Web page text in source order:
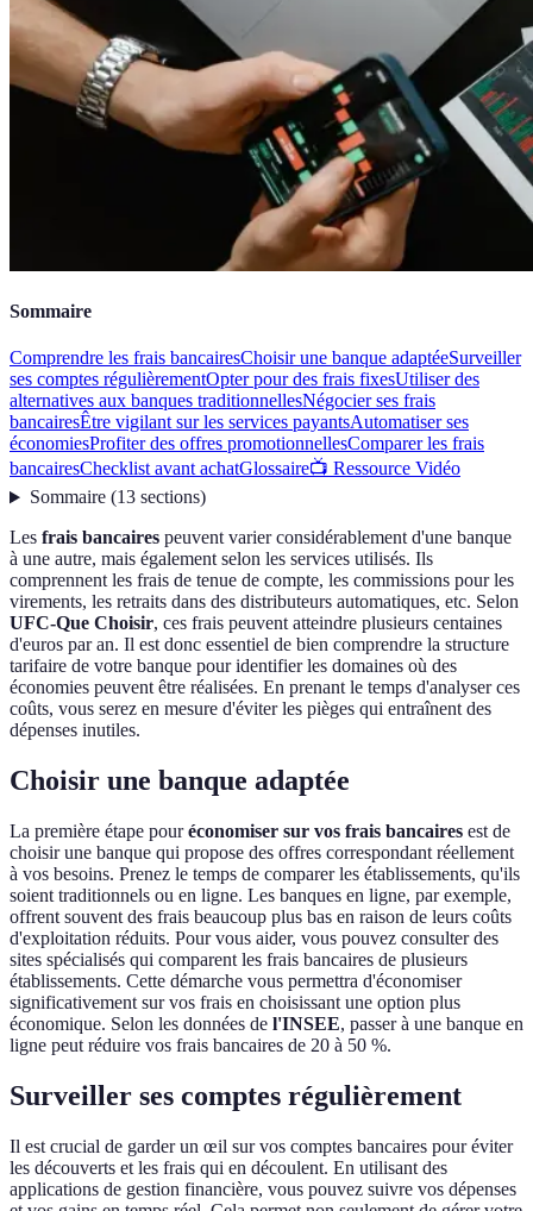
Sommaire
Comprendre les frais bancairesChoisir une banque adaptéeSurveiller
ses comptes régulièrementOpter pour des frais fixesUtiliser des
alternatives aux banques traditionnellesNégocier ses frais
bancairesÊtre vigilant sur les services payantsAutomatiser ses
économiesProfiter des offres promotionnellesComparer les frais
bancairesChecklist avant achatGlossaire📺 Ressource Vidéo
Sommaire(13 sections)
Les frais bancaires peuvent varier considérablement d'une banque
à une autre, mais également selon les services utilisés. Ils
comprennent les frais de tenue de compte, les commissions pour les
virements, les retraits dans des distributeurs automatiques, etc. Selon
UFC-Que Choisir, ces frais peuvent atteindre plusieurs centaines
d'euros par an. Il est donc essentiel de bien comprendre la structure
tarifaire de votre banque pour identifier les domaines où des
économies peuvent être réalisées. En prenant le temps d'analyser ces
coûts, vous serez en mesure d'éviter les pièges qui entraînent des
dépenses inutiles.
Choisir une banque adaptée
La première étape pouréconomiser sur vos frais bancaires est de
choisir une banque qui propose des offres correspondant réellement
à vos besoins. Prenez le temps de comparer les établissements, qu'ils
soient traditionnels ou en ligne. Les banques en ligne, par exemple,
offrent souvent des frais beaucoup plus bas en raison de leurs coûts
d'exploitation réduits. Pour vous aider, vous pouvez consulter des
sites spécialisés qui comparent les frais bancaires de plusieurs
établissements. Cette démarche vous permettra d'économiser
significativement sur vos frais en choisissant une option plus
économique. Selon les données de l'INSEE, passer à une banque en
ligne peut réduire vos frais bancaires de 20 à 50 %.
Surveiller ses comptes régulièrement
Il est crucial de garder un œil sur vos comptes bancaires pour éviter
les découverts et les frais qui en découlent. En utilisant des
applications de gestion financière, vous pouvez suivre vos dépenses